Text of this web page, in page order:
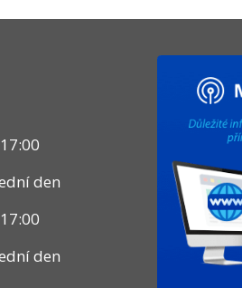
den
den